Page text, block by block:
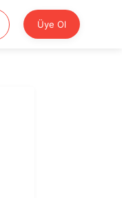
Yap Üye Ol